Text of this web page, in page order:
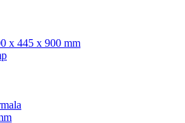
x 445 x 900 mm